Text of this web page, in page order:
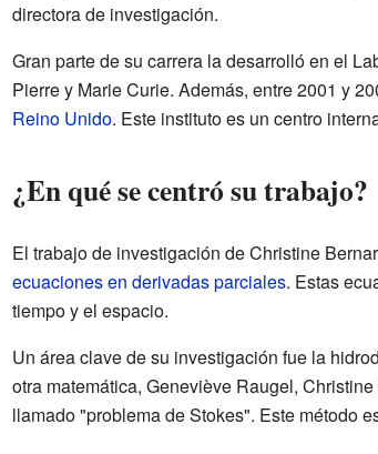
directora de investigación.
Gran parte de su carrera la desarrolló en el
Pierre y Marie Curie. Además, entre 2001 y
Reino Unido. Este instituto es un centro
¿En qué se centró su trabajo?
El trabajo de investigación de Christine
ecuaciones en derivadas parciales. Estas
tiempo y el espacio.
Un área clave de su investigación fue la
otra matemática, Geneviève Raugel,
llamado "problema de Stokes". Este método